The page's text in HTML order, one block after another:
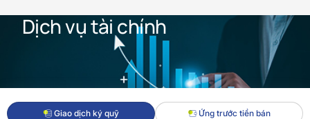
Dịch vụ tài chính
Giao dịch ký quỹ Ứng trước tiền bán